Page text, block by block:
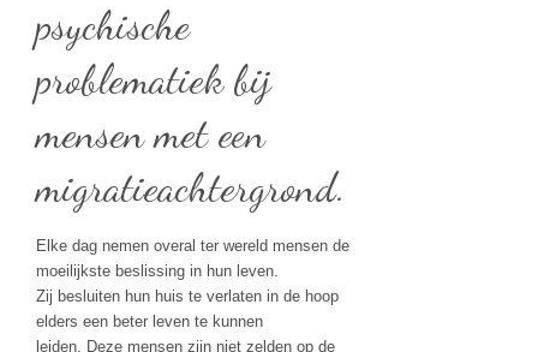
psychische
problematiek bij
mensen met een
migratieachtergrond.
Elke dag nemen overal ter wereld mensen de
moeilijkste beslissing in hun leven.
Zij besluiten hun huis te verlaten in de hoop
elders een beter leven te kunnen
leiden. Deze mensen zijn niet zelden op de